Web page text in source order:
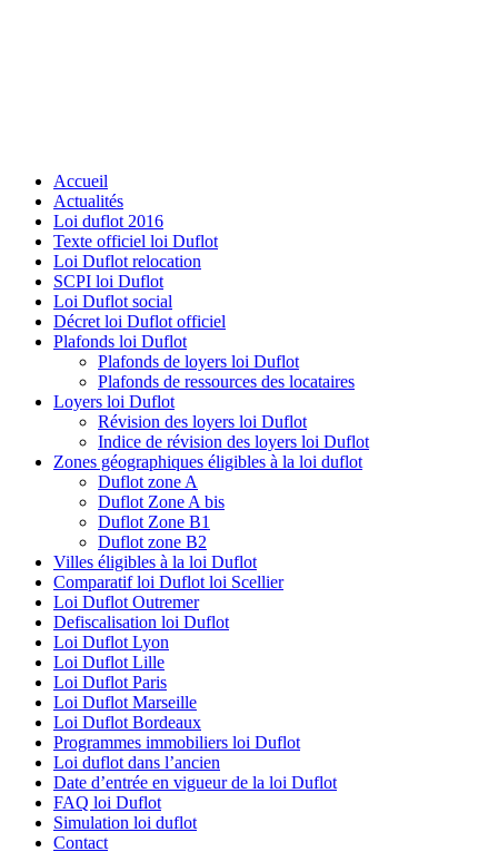
Accueil
Actualités
Loi duflot 2016
Texte officiel loi Duflot
Loi Duflot relocation
SCPI loi Duflot
Loi Duflot social
Décret loi Duflot officiel
Plafonds loi Duflot
Plafonds de loyers loi Duflot
Plafonds de ressources des locataires
Loyers loi Duflot
Révision des loyers loi Duflot
Indice de révision des loyers loi Duflot
Zones géographiques éligibles à la loi duflot
Duflot zone A
Duflot Zone A bis
Duflot Zone B1
Duflot zone B2
Villes éligibles à la loi Duflot
Comparatif loi Duflot loi Scellier
Loi Duflot Outremer
Defiscalisation loi Duflot
Loi Duflot Lyon
Loi Duflot Lille
Loi Duflot Paris
Loi Duflot Marseille
Loi Duflot Bordeaux
Programmes immobiliers loi Duflot
Loi duflot dans l’ancien
Date d’entrée en vigueur de la loi Duflot
FAQ loi Duflot
Simulation loi duflot
Contact